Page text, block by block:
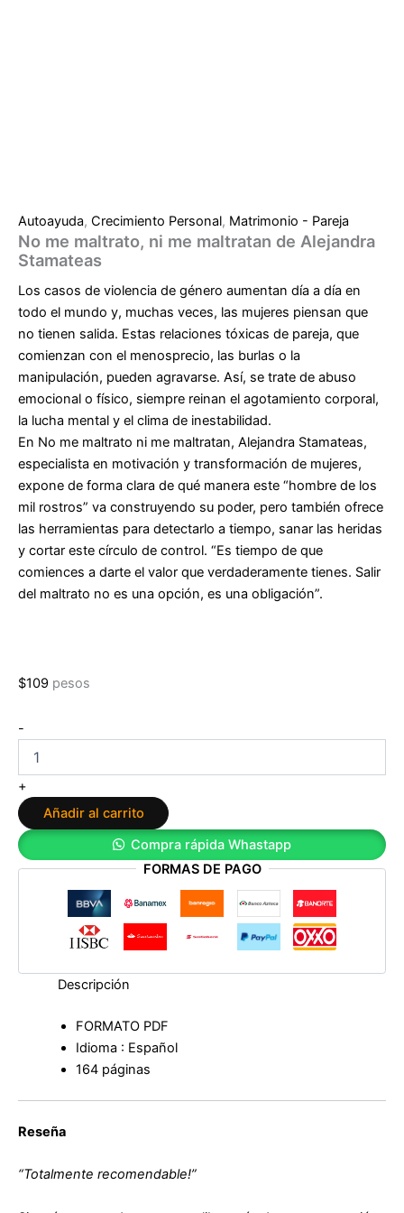
Autoayuda, Crecimiento Personal, Matrimonio - Pareja
No me maltrato, ni me maltratan de Alejandra
Stamateas
Los casos de violencia de género aumentan día a día en
todo el mundo y, muchas veces, las mujeres piensan que
no tienen salida. Estas relaciones tóxicas de pareja, que
comienzan con el menosprecio, las burlas o la
manipulación, pueden agravarse. Así, se trate de abuso
emocional o físico, siempre reinan el agotamiento corporal,
la lucha mental y el clima de inestabilidad.
En No me maltrato ni me maltratan, Alejandra Stamateas,
especialista en motivación y transformación de mujeres,
expone de forma clara de qué manera este “hombre de los
mil rostros” va construyendo su poder, pero también ofrece
las herramientas para detectarlo a tiempo, sanar las heridas
y cortar este círculo de control. “Es tiempo de que
comiences a darte el valor que verdaderamente tienes. Salir
del maltrato no es una opción, es una obligación”.
$109 pesos
-
me
maltrato,
ni
me
maltratan
de
Stamateas
cantidad
+
Añadir al carrito
Compra rápida Whastapp
FORMAS DE PAGO
Descripción
FORMATO PDF
Idioma : Español
164 páginas
Reseña
“Totalmente recomendable!”